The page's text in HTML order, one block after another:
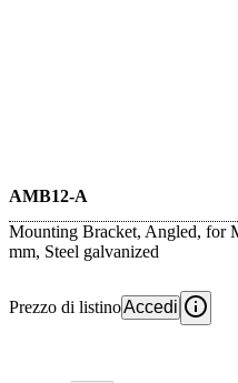
AMB12-A
Mounting Bracket, Angled, for
mm, Steel galvanized
Prezzo di listinoAccedi